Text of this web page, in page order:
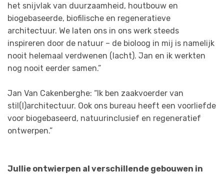
het snijvlak van duurzaamheid, houtbouw en
biogebaseerde, biofilische en regeneratieve
architectuur. We laten ons in ons werk steeds
inspireren door de natuur – de bioloog in mij is namelijk
nooit helemaal verdwenen (lacht). Jan en ik werkten
nog nooit eerder samen.”
Jan Van Cakenberghe: “Ik ben zaakvoerder van
stil(l)architectuur. Ook ons bureau heeft een voorliefde
voor biogebaseerd, natuurinclusief en regeneratief
ontwerpen.”
Jullie ontwierpen al verschillende gebouwen in